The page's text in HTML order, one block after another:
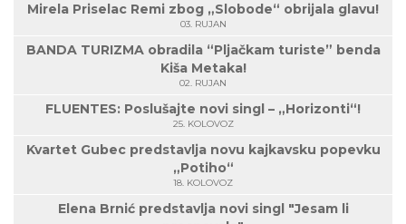
Mirela Priselac Remi zbog „Slobode“ obrijala glavu!
03. RUJAN
BANDA TURIZMA obradila “Pljačkam turiste” benda
Kiša Metaka!
02. RUJAN
FLUENTES: Poslušajte novi singl – „Horizonti“!
25. KOLOVOZ
Kvartet Gubec predstavlja novu kajkavsku popevku
„Potiho“
18. KOLOVOZ
Elena Brnić predstavlja novi singl "Jesam li